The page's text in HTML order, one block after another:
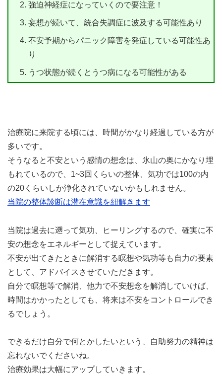
強迫神経症になっていくので要注意！
妄想が続いて、統合失調症に波及する可能性あり
不安予期からパニック障害を発症している可能性あ
り
うつ状態が続くとうつ病になる可能性がある
治療院に来院する頃には、時間がかなり経過している方が
多いです。
そうなると不安という感情の想念は、氷山の奥にかなり埋
もれているので、1~3回くらいの整体、気功では100の内
の20くらいしか浄化されていないかもしれません。
当院の整体診断は潜在意識を紐解きます
当院は過去に遡って気功、ヒーリングするので、確実に不
安の想念をエネルギーとして捉えています。
不安が出てきたときに解消する瞑想や気功等も自力の要素
として、アドバイスさせていただきます。
自分で瞑想等で解消、他力で不安想念を解消していけば、
時間はかかったとしても、将来は不安をコントロールでき
るでしょう。
できるだけ自分で何とかしたいという、自助努力の精神は
忘れないでくださいね。
治療効果は大幅にアップしていきます。